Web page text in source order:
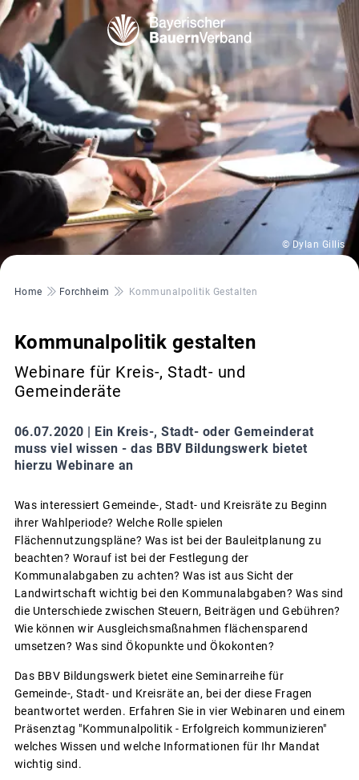
© Dylan Gillis
Pfadnavigation
Home Forchheim Kommunalpolitik Gestalten
Kommunalpolitik gestalten
Webinare für Kreis-, Stadt- und
Gemeinderäte
06.07.2020 | Ein Kreis-, Stadt- oder Gemeinderat
muss viel wissen - das BBV Bildungswerk bietet
hierzu Webinare an
Was interessiert Gemeinde-, Stadt- und Kreisräte zu Beginn
ihrer Wahlperiode? Welche Rolle spielen
Flächennutzungspläne? Was ist bei der Bauleitplanung zu
beachten? Worauf ist bei der Festlegung der
Kommunalabgaben zu achten? Was ist aus Sicht der
Landwirtschaft wichtig bei den Kommunalabgaben? Was sind
die Unterschiede zwischen Steuern, Beiträgen und Gebühren?
Wie können wir Ausgleichsmaßnahmen flächensparend
umsetzen? Was sind Ökopunkte und Ökokonten?
Das BBV Bildungswerk bietet eine Seminarreihe für
Gemeinde-, Stadt- und Kreisräte an, bei der diese Fragen
beantwortet werden. Erfahren Sie in vier Webinaren und einem
Präsenztag "Kommunalpolitik - Erfolgreich kommunizieren"
welches Wissen und welche Informationen für Ihr Mandat
wichtig sind.